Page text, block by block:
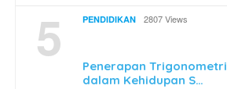
5 PENDIDIKAN 2807 Views
Penerapan Trigonometri
dalam Kehidupan S…